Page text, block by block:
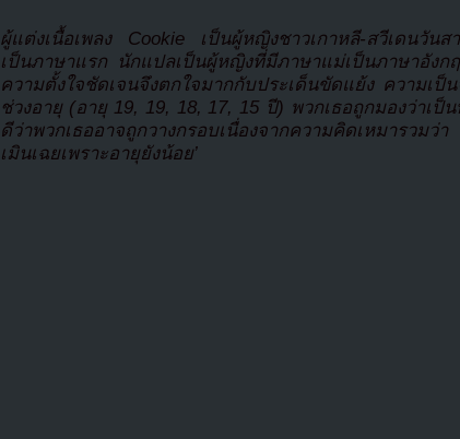
ผู้แต่งเนื้อเพลง Cookie เป็นผู้หญิงชาวเกาหลี-สวีเดนวันส
เป็นภาษาแรก นักแปลเป็นผู้หญิงที่มีภาษาแม่เป็นภาษาอังก
ความตั้งใจชัดเจนจึงตกใจมากกับประเด็นขัดแย้ง ความเป็
ช่วงอายุ (อายุ 19, 19, 18, 17, 15 ปี) พวกเธอถูกมองว่าเป็
ดีว่าพวกเธออาจถูกวางกรอบเนื่องจากความคิดเหมารวมว่
เมินเฉยเพราะอายุยังน้อย’